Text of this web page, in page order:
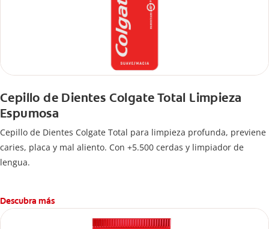
Cepillo de Dientes Colgate Total Limpieza
Espumosa
Cepillo de Dientes Colgate Total para limpieza profunda, previene
caries, placa y mal aliento. Con +5.500 cerdas y limpiador de
lengua.
Descubra más